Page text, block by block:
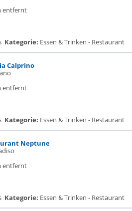
entfernt
Kategorie: Essen & Trinken - Restaurant
Calprino
entfernt
Kategorie: Essen & Trinken - Restaurant
Neptune
entfernt
Kategorie: Essen & Trinken - Restaurant